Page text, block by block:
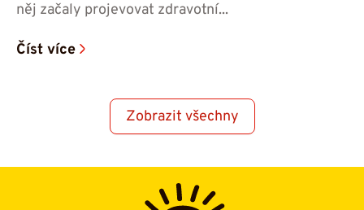
něj začaly projevovat zdravotní...
Číst více
Zobrazit všechny